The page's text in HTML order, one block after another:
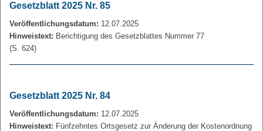
Gesetzblatt 2025 Nr. 85
Veröffentlichungsdatum: 12.07.2025
Hinweistext: Berichtigung des Gesetzblattes Nummer 77
(S. 624)
Gesetzblatt 2025 Nr. 84
Veröffentlichungsdatum: 12.07.2025
Hinweistext: Fünfzehntes Ortsgesetz zur Änderung der Kostenordnung